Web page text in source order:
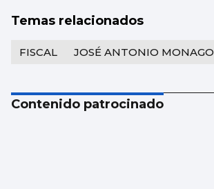
Temas relacionados
FISCAL JOSÉ ANTONIO MONAGO
Contenido patrocinado